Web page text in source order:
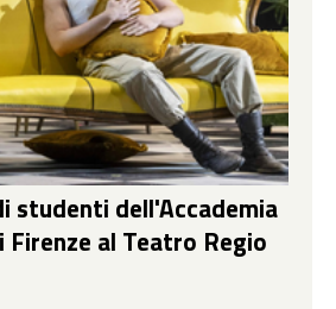
studenti dell'Accademia
al Teatro Regio